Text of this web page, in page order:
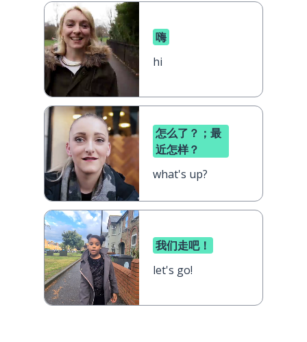
嗨
hi
怎么了？；最
近怎样？
what's up?
我们走吧！
let's go!